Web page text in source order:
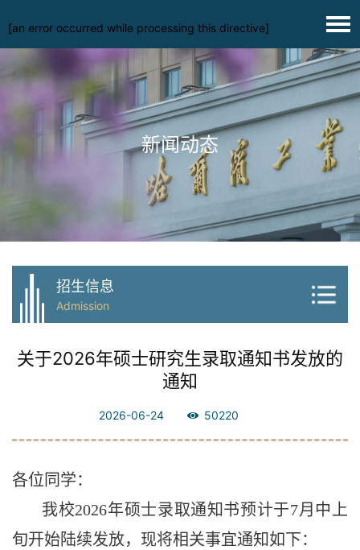
[an error occurred while processing this directive]
新闻动态
招生信息
Admission
关于2026年硕士研究生录取通知书发放的
通知
2026-06-24 50220
各位同学：
我校2026年硕士录取通知书预计于7月中上
旬开始陆续发放，现将相关事宜通知如下：